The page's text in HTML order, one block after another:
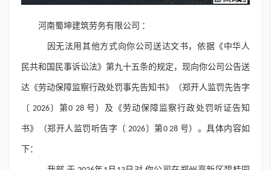
河南蜀坤建筑劳务有限公司 ：
因无法用其他方式向你公司送达文书，依据《中华人
民共和国民事诉讼法》第九十五条的规定，现向你公司公告送
达《劳动保障监察行政处罚事先告知书》（郑开人监罚先告字
〔 2026〕第0 28 号）及《劳动保障监察行政处罚听证告知
书》（郑开人监罚听告字〔 2026〕第0 28 号）。具体内容如
下：